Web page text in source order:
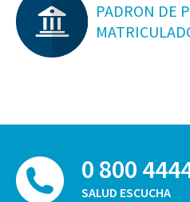
PADRON DE
0 800
SALUD ESCUCHA